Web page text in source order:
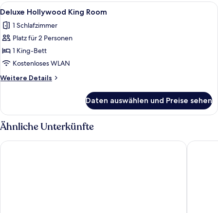
Alle
Fotos
für
Deluxe
Hollywood
King
Room
anzeigen
Ein Hotelzimmer mit einem großen
3
Deluxe Hollywood King Room
1 Schlafzimmer
Platz für 2 Personen
1 King-Bett
Kostenloses WLAN
Weitere Details
Weitere
Hollywood
King
Room
Daten auswählen und Preise sehen
Ähnliche Unterkünfte
ibis Styles Ambassador Incheon Airport T2